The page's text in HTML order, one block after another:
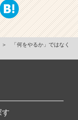
＞
「何をやるか」ではなく
す